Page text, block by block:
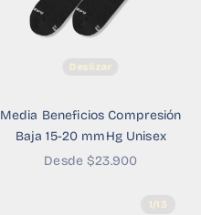
Deslizar
Media Beneficios Compresión
Baja 15-20 mmHg Unisex
Precio de oferta
Desde $23.900
1/13